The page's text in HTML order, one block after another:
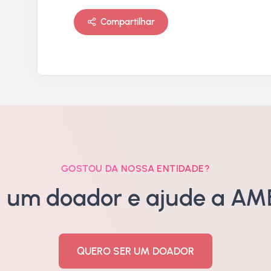
Compartilhar
GOSTOU DA NOSSA ENTIDADE?
um doador e ajude a
QUERO SER UM DOADOR